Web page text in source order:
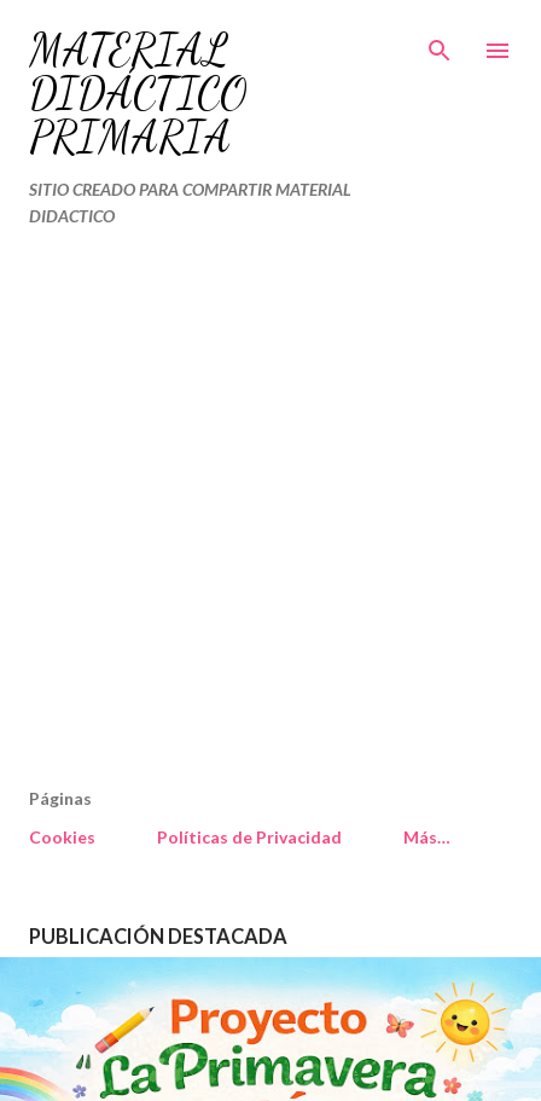
Ir al contenido principal
MATERIAL
DIDÁCTICO
PRIMARIA
SITIO CREADO PARA COMPARTIR MATERIAL
DIDACTICO
Páginas
Cookies
Políticas de Privacidad Más…
PUBLICACIÓN DESTACADA